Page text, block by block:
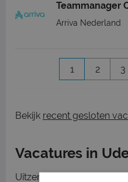
Teammanager
Arriva Nederland
1 2 3
Bekijk recent gesloten
Vacatures in
Uitzendbureau.nl heeft